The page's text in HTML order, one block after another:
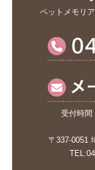
ペットメモリ
受付時
〒337-0051